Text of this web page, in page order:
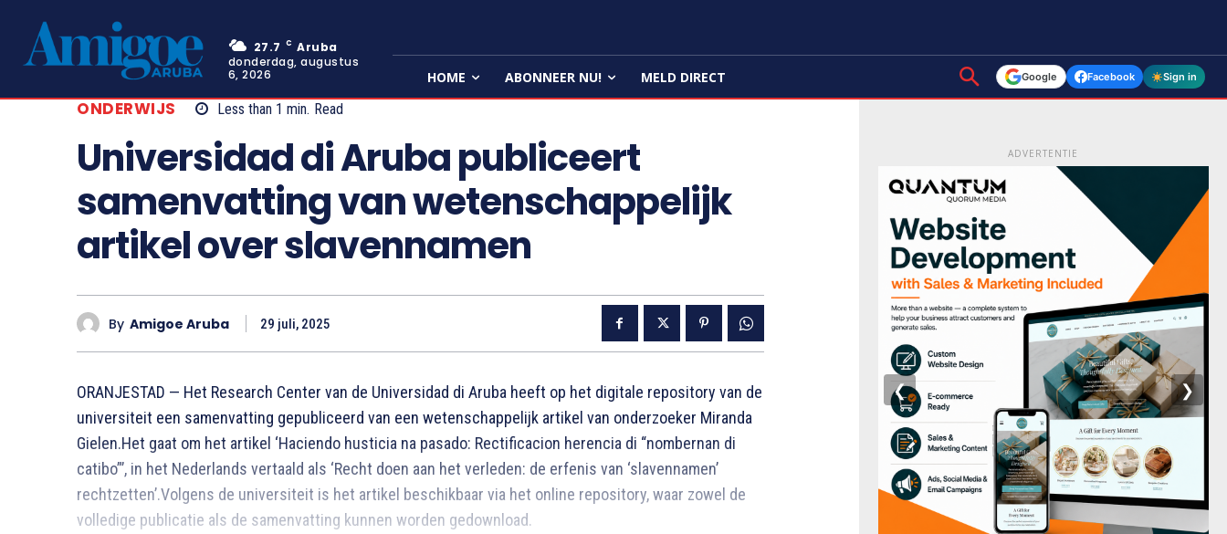
27.7 C Aruba
donderdag, augustus
6, 2026
HOME ABONNEER NU! MELD DIRECT Google Facebook Sign in
ONDERWIJS Less than 1 min. Read
Universidad di Aruba publiceert
samenvatting van wetenschappelijk
artikel over slavennamen
By Amigoe Aruba 29 juli, 2025
ORANJESTAD — Het Research Center van de Universidad di Aruba heeft op het digitale repository van de
universiteit een samenvatting gepubliceerd van een wetenschappelijk artikel van onderzoeker Miranda
Gielen.Het gaat om het artikel ‘Haciendo husticia na pasado: Rectificacion herencia di “nombernan di
catibo”’, in het Nederlands vertaald als ‘Recht doen aan het verleden: de erfenis van ‘slavennamen’
rechtzetten’.Volgens de universiteit is het artikel beschikbaar via het online repository, waar zowel de
volledige publicatie als de samenvatting kunnen worden gedownload.
ADVERTENTIE
❮ ❯